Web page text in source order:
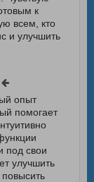
к
всем, кто
и улучшить
опыт
помогает
под свои
улучшить